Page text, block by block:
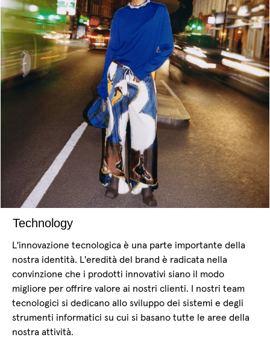
Technology
L'innovazione tecnologica è una parte importante della
nostra identità. L'eredità del brand è radicata nella
convinzione che i prodotti innovativi siano il modo
migliore per offrire valore ai nostri clienti. I nostri team
tecnologici si dedicano allo sviluppo dei sistemi e degli
strumenti informatici su cui si basano tutte le aree della
nostra attività.